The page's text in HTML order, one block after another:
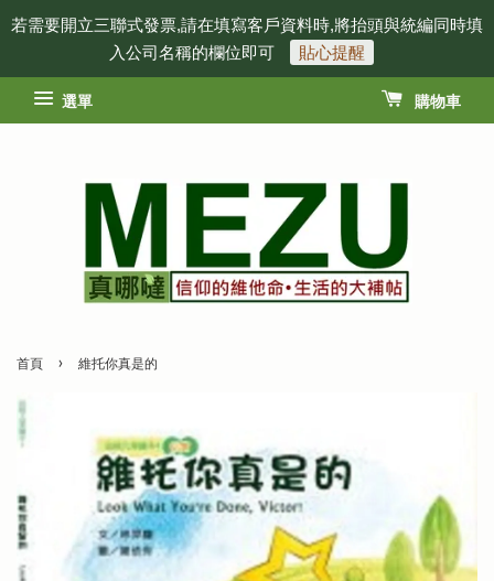
若需要開立三聯式發票,請在填寫客戶資料時,將抬頭與統編同時填
入公司名稱的欄位即可
貼心提醒
選單 購物車
首頁 › 維托你真是的